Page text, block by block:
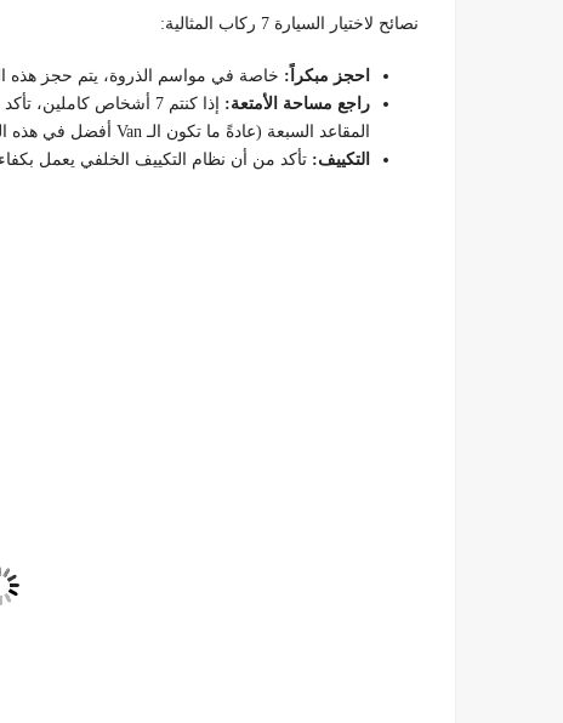
نصائح لاختيار السيارة 7 ركاب المثالية:
احجز مبكراً: خاصة في مواسم الذروة، يتم حجز هذه
راجع مساحة الأمتعة:
إذا كنتم 7 أشخاص
المقاعد السبعة (عادةً ما تكون الـ Van أفضل في هذه الحالة).
التكييف: تأكد من أن نظام التكييف الخلفي يعمل